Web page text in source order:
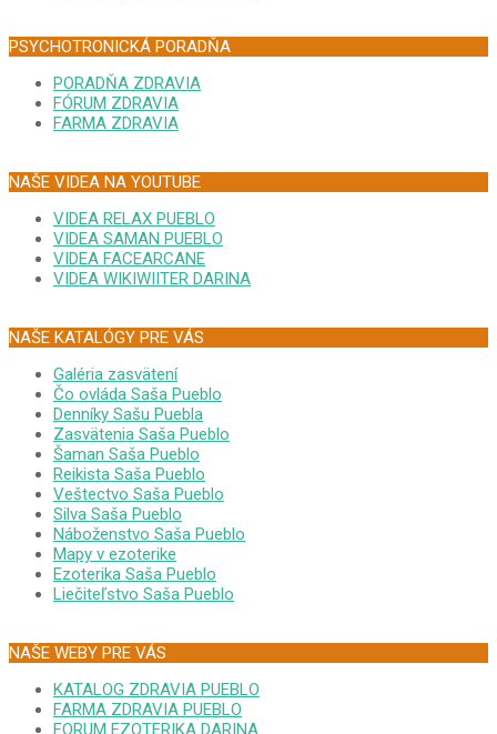
PSYCHOTRONICKÁ PORADŇA
PORADŇA ZDRAVIA
FÓRUM ZDRAVIA
FARMA ZDRAVIA
NAŠE VIDEA NA YOUTUBE
VIDEA RELAX PUEBLO
VIDEA SAMAN PUEBLO
VIDEA FACEARCANE
VIDEA WIKIWIITER DARINA
NAŠE KATALÓGY PRE VÁS
Galéria zasvätení
Čo ovláda Saša Pueblo
Denníky Sašu Puebla
Zasvätenia Saša Pueblo
Šaman Saša Pueblo
Reikista Saša Pueblo
Veštectvo Saša Pueblo
Silva Saša Pueblo
Náboženstvo Saša Pueblo
Mapy v ezoterike
Ezoterika Saša Pueblo
Liečiteľstvo Saša Pueblo
NAŠE WEBY PRE VÁS
KATALOG ZDRAVIA PUEBLO
FARMA ZDRAVIA PUEBLO
FORUM EZOTERIKA DARINA